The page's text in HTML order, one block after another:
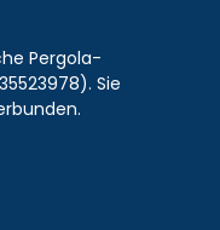
Pergola-
Sie